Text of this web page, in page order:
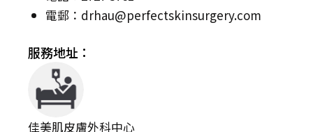
電郵： drhau@perfectskinsurgery.com
服務地址：
佳美肌皮膚外科中心